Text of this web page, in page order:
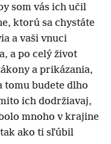
som vás ich učil
ktorú sa chystáte
a vaši vnuci
a po celý život
a prikázania,
tomu budete dlho
ich dodržiavaj,
mnoho v krajine
ako ti sľúbil